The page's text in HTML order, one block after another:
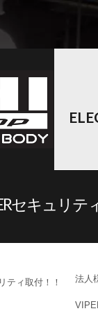
セキュリテ
法人